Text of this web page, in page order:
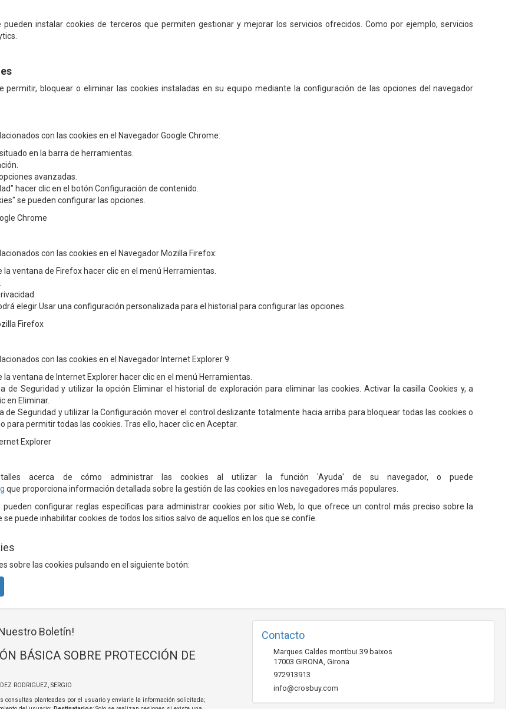
pueden instalar cookies de terceros que permiten gestionar y mejorar los servicios ofrecidos. Como por ejemplo, servicios
permitir, bloquear o eliminar las cookies instaladas en su equipo mediante la configuración de las opciones del navegador
con las cookies en el Navegador Google Chrome:
en la barra de herramientas.
avanzadas.
hacer clic en el botón Configuración de contenido.
se pueden configurar las opciones.
Chrome
con las cookies en el Navegador Mozilla Firefox:
la ventana de Firefox hacer clic en el menú Herramientas.
elegir Usar una configuración personalizada para el historial para configurar las opciones.
Firefox
con las cookies en el Navegador Internet Explorer 9:
la ventana de Internet Explorer hacer clic en el menú Herramientas.
de Seguridad y utilizar la opción Eliminar el historial de exploración para eliminar las cookies. Activar la casilla Cookies y, a
en Eliminar.
de Seguridad y utilizar la Configuración mover el control deslizante totalmente hacia arriba para bloquear todas las cookies o
para permitir todas las cookies. Tras ello, hacer clic en Aceptar.
Explorer
acerca de cómo administrar las cookies al utilizar la función 'Ayuda' de su navegador, o puede
que proporciona información detallada sobre la gestión de las cookies en los navegadores más populares.
pueden configurar reglas específicas para administrar cookies por sitio Web, lo que ofrece un control más preciso sobre la
puede inhabilitar cookies de todos los sitios salvo de aquellos en los que se confíe.
sobre las cookies pulsando en el siguiente botón:
Boletín!
BÁSICA SOBRE PROTECCIÓN DE
RODRIGUEZ, SERGIO
consultas planteadas por el usuario y enviarle la información solicitada;
Contacto
Marques Caldes montbui 39 baixos
17003 GIRONA, Girona
972913913
info@crosbuy.com